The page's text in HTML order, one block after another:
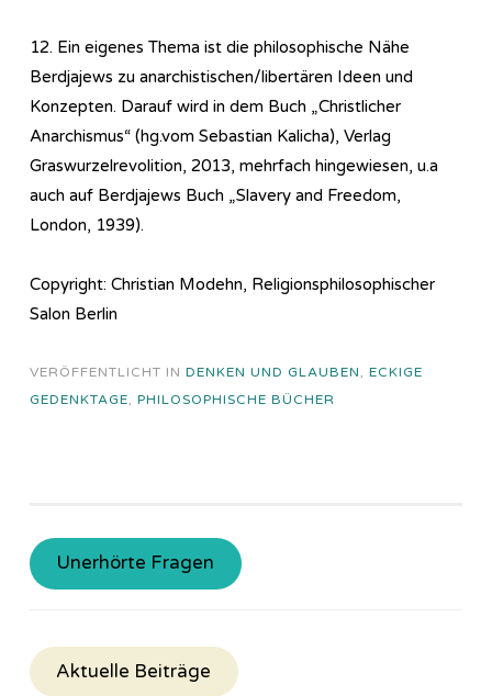
12. Ein eigenes Thema ist die philosophische Nähe
Berdjajews zu anarchistischen/libertären Ideen und
Konzepten. Darauf wird in dem Buch „Christlicher
Anarchismus“ (hg.vom Sebastian Kalicha), Verlag
Graswurzelrevolition, 2013, mehrfach hingewiesen, u.a
auch auf Berdjajews Buch „Slavery and Freedom,
London, 1939).
Copyright: Christian Modehn, Religionsphilosophischer
Salon Berlin
VERÖFFENTLICHT IN DENKEN UND GLAUBEN, ECKIGE
GEDENKTAGE, PHILOSOPHISCHE BÜCHER
Unerhörte Fragen
Aktuelle Beiträge